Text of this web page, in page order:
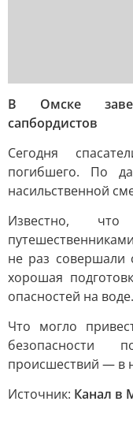
В Омске
сапбордистов
Сегодня
погибшего. По
насильственной
Известно,
не раз
хорошая
опасностей на воде.
Что могло
безопасности
происшествий — в
Источник: Канал в